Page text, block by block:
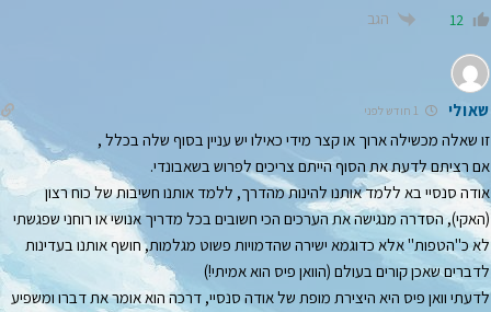
12 הגב
שאולי
זו שאלה מכשילה ארוך או קצר מידי כאילו יש עניין בסוף שלה בכלל ,
אם רציתם לדעת את הסוף הייתם צריכים לפרוש בשאבונדי.
אודה סנסיי בא ללמד אותנו להינות מהדרך, ללמד אותנו חשיבות של כוח רצון
(האקי), הסדרה מנגישה את הערכים הכי חשובים בכל מדריך אנושי או רוחני שפגשתי
לא כ"הטפות" אלא כדוגמא ישירה שהדמויות פשוט מגלמות, חושף אותנו בעדינות
לדברים שאכן קורים בעולם (הוואן פיס הוא אמיתי!)
לדעתי וואן פיס היא היצירת מופת של אודה סנסיי, דרכה הוא אומר את דברו ומשפיע